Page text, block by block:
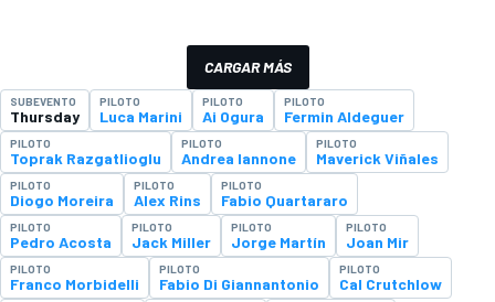
CARGAR MÁS
SUBEVENTO
Thursday
PILOTO
Luca Marini
PILOTO
Ai Ogura
PILOTO
Fermin Aldeguer
PILOTO
Toprak Razgatlioglu
PILOTO
Andrea Iannone
PILOTO
Maverick Viñales
PILOTO
Diogo Moreira
PILOTO
Alex Rins
PILOTO
Fabio Quartararo
PILOTO
Pedro Acosta
PILOTO
Jack Miller
PILOTO
Jorge Martín
PILOTO
Joan Mir
PILOTO
Franco Morbidelli
PILOTO
Fabio Di Giannantonio
PILOTO
Cal Crutchlow